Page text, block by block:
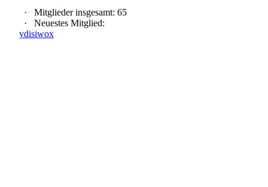
·
Mitglieder insgesamt: 65
·
Neuestes Mitglied:
ydisiwox